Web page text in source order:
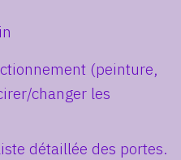
(peinture,
changer les
détaillée des portes.